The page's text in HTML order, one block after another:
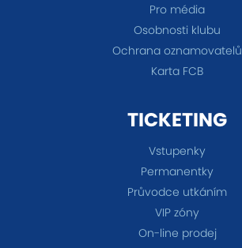
Pro média
Osobnosti klubu
Ochrana oznamovatelů
Karta FCB
TICKETING
Vstupenky
Permanentky
Průvodce utkáním
VIP zóny
On-line prodej